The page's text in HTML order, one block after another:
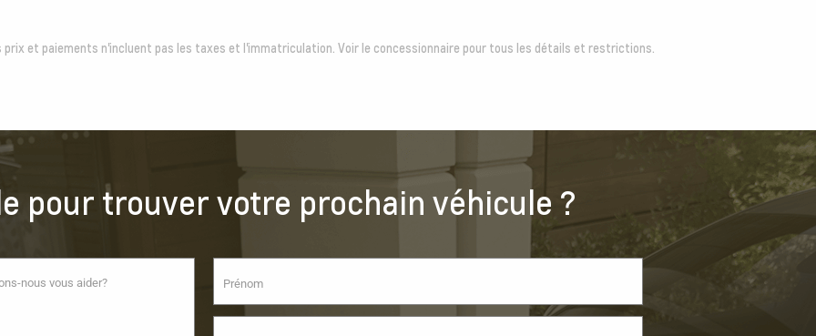
prix et paiements n'incluent pas les taxes et l'immatriculation. Voir le concessionnaire pour tous les détails et restrictions.
pour trouver votre prochain véhicule ?